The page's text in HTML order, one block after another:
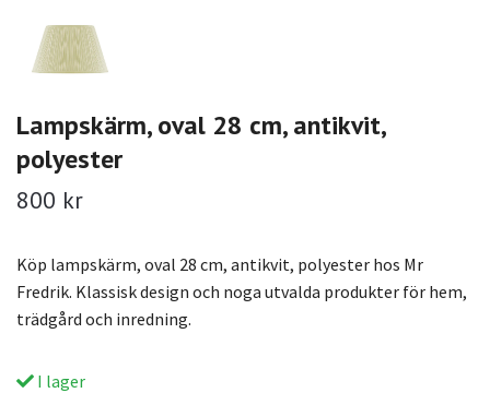
Lampskärm, oval 28 cm, antikvit,
polyester
800 kr
Köp lampskärm, oval 28 cm, antikvit, polyester hos Mr
Fredrik. Klassisk design och noga utvalda produkter för hem,
trädgård och inredning.
I lager